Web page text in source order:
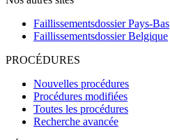
Faillissementsdossier Pays-Bas
Faillissementsdossier Belgique
PROCÉDURES
Nouvelles procédures
Procédures modifiées
Toutes les procédures
Recherche avancée